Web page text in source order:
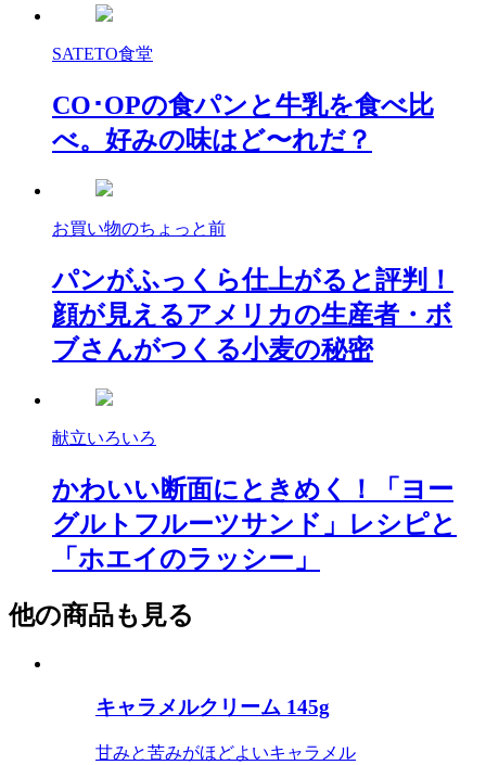
SATETO食堂
CO･OPの食パンと牛乳を食べ比
べ。好みの味はど〜れだ？
お買い物のちょっと前
パンがふっくら仕上がると評判！
顔が見えるアメリカの生産者・ボ
ブさんがつくる小麦の秘密
献立いろいろ
かわいい断面にときめく！「ヨー
グルトフルーツサンド」レシピと
「ホエイのラッシー」
他の商品も見る
キャラメルクリーム 145g
甘みと苦みがほどよいキャラメル